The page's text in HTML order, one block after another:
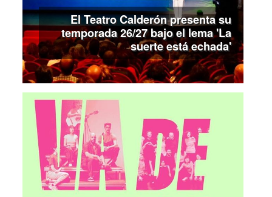
El Teatro Calderón presenta su
temporada 26/27 bajo el lema 'La
suerte está echada'